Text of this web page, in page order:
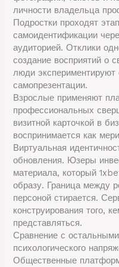
личности владельца
Подростки проходят
самоидентификации
аудиторией. Отклики
создание восприятий о
люди
самопрезентации.
Взрослые применяют
профессиональных
визитной карточкой в
воспринимается как
Виртуальная
обновления. Юзеры
материала, который
образу. Граница между
персоной стирается.
конструирования того,
представляться.
Сравнение с
психологического
Общественные